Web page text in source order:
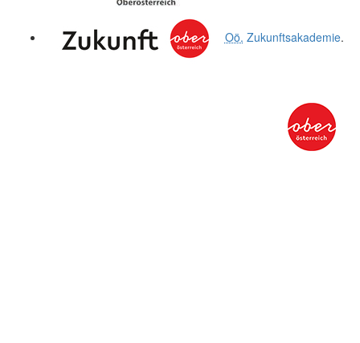
Oö. Zukunftsakademie.